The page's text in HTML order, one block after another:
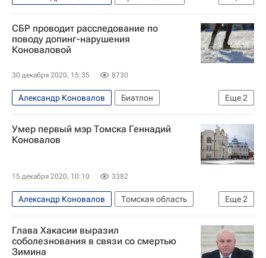
Москва
Владимир Колокольцев
Андрей Пучков
Министерство внутренних дел РФ (МВД России)
СБР проводит расследование по
поводу допинг-нарушения
Коноваловой
30 декабря 2020, 15:35 8730
Еще2
Александр Коновалов
Биатлон
Союз биатлонистов России (СБР)
РУСАДА
Умер первый мэр Томска Геннадий
Коновалов
15 декабря 2020, 10:10 3382
Еще2
Александр Коновалов
Томская область
Караганда
Томск
Глава Хакасии выразил
соболезнования в связи со смертью
Зимина